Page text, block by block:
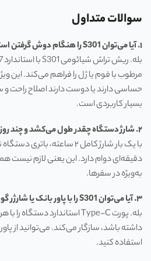
سوالات متداول
۱. آیا می‌توان S301 را هنگام دوش گرفتن استفاده کرد؟
مرطوب با فوم یا ژل را فراهم می‌کند. این
حساسی دارند یا دوست دارند اصلاح راحت
بسیار کاربردی است.
۲. شارژ دستگاه چقدر طول می‌کشد و چند روز دوام دارد؟
دقیقه‌ای دوام دارد. این یعنی لازم نیست
به‌ویژه در سفرها.
۳. آیا می‌توان S301 را با پاور بانک یا شارژر گوشی شارژ کرد؟
داشته باشد، سازگار می‌کند. می‌توانید از
استفاده کنید.